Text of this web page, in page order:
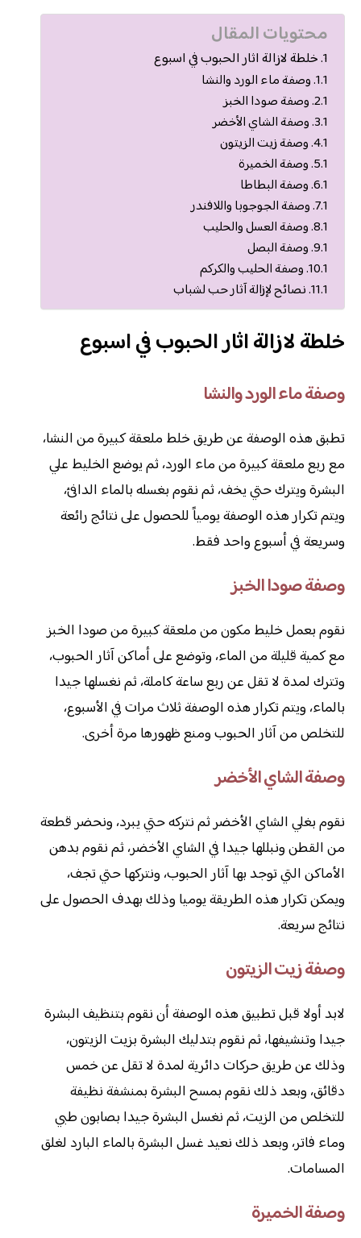
محتويات المقال
خلطة لازالة اثار الحبوب في اسبوع
وصفة ماء الورد والنشا
وصفة صودا الخبز
وصفة الشاي الأخضر
وصفة زيت الزيتون
وصفة الخميرة
وصفة البطاطا
وصفة الجوجوبا واللافندر
وصفة العسل والحليب
وصفة البصل
وصفة الحليب والكركم
نصائح لإزالة آثار حب لشباب
خلطة لازالة اثار الحبوب في اسبوع
وصفة ماء الورد والنشا
تطبق هذه الوصفة عن طريق خلط ملعقة كبيرة من النشا،
مع ربع ملعقة كبيرة من ماء الورد، ثم يوضع الخليط علي
البشرة ويترك حتي يخف، ثم نقوم بغسله بالماء الدافئ،
ويتم تكرار هذه الوصفة يومياً للحصول على نتائج رائعة
وسريعة في أسبوع واحد فقط.
وصفة صودا الخبز
نقوم بعمل خليط مكون من ملعقة كبيرة من صودا الخبز
مع كمية قليلة من الماء، وتوضع على أماكن آثار الحبوب،
وتترك لمدة لا تقل عن ربع ساعة كاملة، ثم نغسلها جيدا
بالماء، ويتم تكرار هذه الوصفة ثلاث مرات في الأسبوع،
للتخلص من آثار الحبوب ومنع ظهورها مرة أخرى.
وصفة الشاي الأخضر
نقوم بغلي الشاي الأخضر ثم نتركه حتي يبرد، ونحضر قطعة
من القطن ونبللها جيدا في الشاي الأخضر، ثم نقوم بدهن
الأماكن التي توجد بها آثار الحبوب، ونتركها حتي تجف،
ويمكن تكرار هذه الطريقة يوميا وذلك بهدف الحصول على
نتائج سريعة.
وصفة زيت الزيتون
لابد أولا قبل تطبيق هذه الوصفة أن نقوم بتنظيف البشرة
جيدا وتنشيفها، ثم نقوم بتدليك البشرة بزيت الزيتون،
وذلك عن طريق حركات دائرية لمدة لا تقل عن خمس
دقائق، وبعد ذلك نقوم بمسح البشرة بمنشفة نظيفة
للتخلص من الزيت، ثم نغسل البشرة جيدا بصابون طبي
وماء فاتر، وبعد ذلك نعيد غسل البشرة بالماء البارد لغلق
المسامات.
وصفة الخميرة